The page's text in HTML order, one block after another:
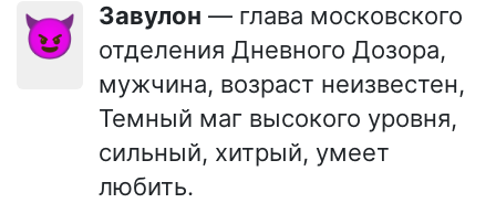
😈 Завулон — глава московского
отделения Дневного Дозора,
мужчина, возраст неизвестен,
Темный маг высокого уровня,
сильный, хитрый, умеет
любить.